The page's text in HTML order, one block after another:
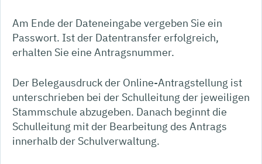
Am Ende der Dateneingabe vergeben Sie ein
Passwort. Ist der Datentransfer erfolgreich,
erhalten Sie eine Antragsnummer.
Der Belegausdruck der Online-Antragstellung ist
unterschrieben bei der Schulleitung der jeweiligen
Stammschule abzugeben. Danach beginnt die
Schulleitung mit der Bearbeitung des Antrags
innerhalb der Schulverwaltung.